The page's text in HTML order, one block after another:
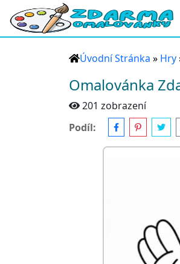
Úvodní Stránka » Hry
Omalovánka
201 zobrazení
Podíl: